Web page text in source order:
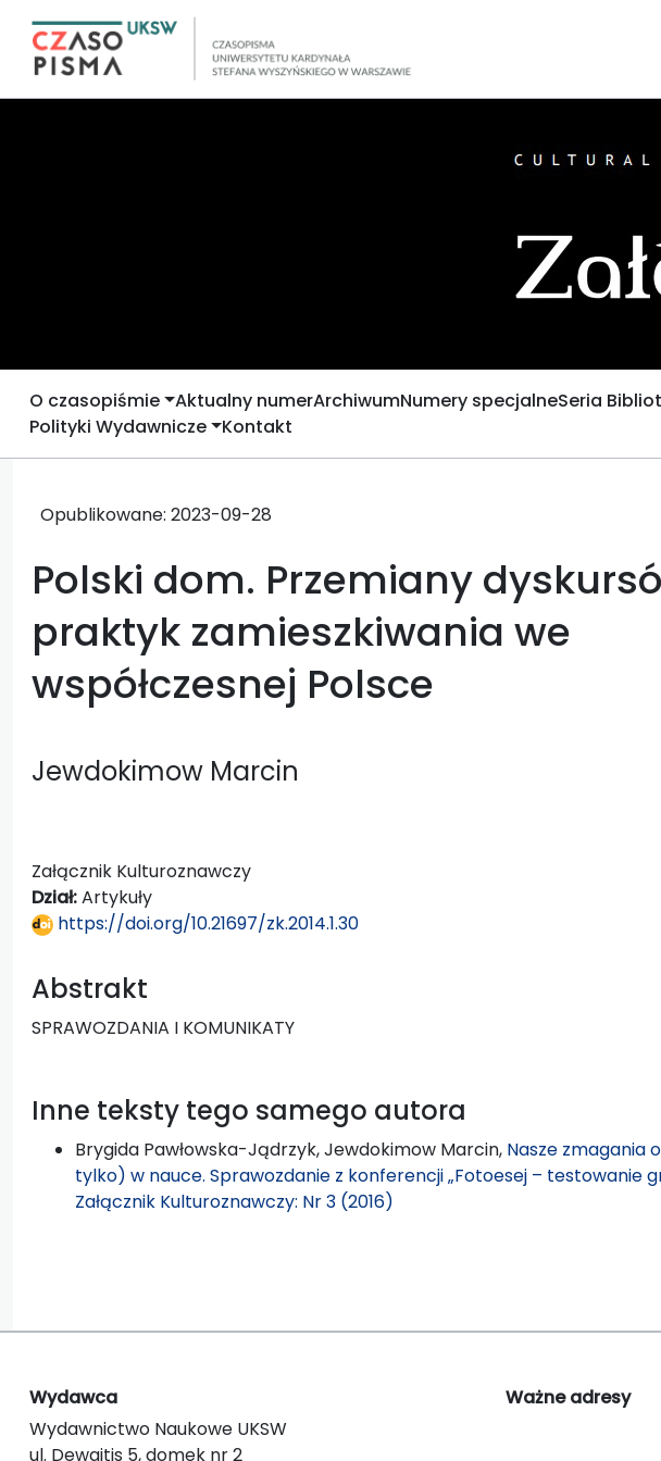
O czasopiśmie Aktualny numerArchiwumNumery specjalneSeria
Polityki Wydawnicze Kontakt
Opublikowane: 2023-09-28
Polski dom. Przemiany
praktyk zamieszkiwania we
współczesnej Polsce
Jewdokimow Marcin
Załącznik Kulturoznawczy
Dział:Artykuły
https://doi.org/10.21697/zk.2014.1.30
Abstrakt
SPRAWOZDANIA I KOMUNIKATY
Inne teksty tego samego autora
Brygida Pawłowska-Jądrzyk, Jewdokimow Marcin, Nasze zmagania
tylko) w nauce. Sprawozdanie z konferencji „Fotoesej – testowanie
Załącznik Kulturoznawczy: Nr 3 (2016)
Wydawca
Wydawnictwo Naukowe UKSW
ul. Dewajtis 5, domek nr 2
Ważne adresy